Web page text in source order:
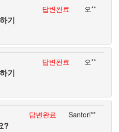
기
답변완료 오**
기
답변완료 오**
?
답변완료 Santori**